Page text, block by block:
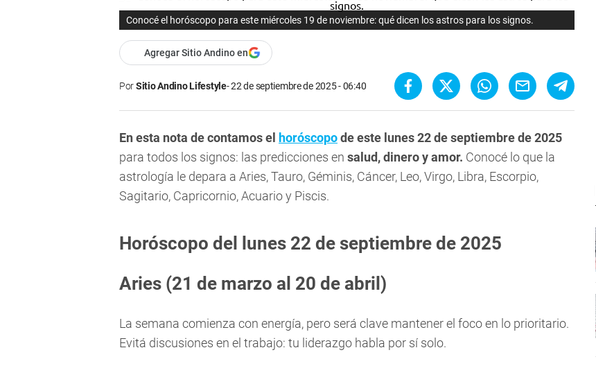
Conocé el horóscopo para este miércoles 19 de noviembre: qué dicen los astros para los signos.
Agregar Sitio Andino en
PorSitio Andino Lifestyle 22 de septiembre de 2025 - 06:40
En esta nota de contamos el horóscopode este lunes 22 de septiembre de 2025
para todos los signos: las predicciones en salud, dinero y amor. Conocé lo que la
astrología le depara a Aries, Tauro, Géminis, Cáncer, Leo, Virgo, Libra, Escorpio,
Sagitario, Capricornio, Acuario y Piscis.
Horóscopo del lunes 22 de septiembre de 2025
Aries (21 de marzo al 20 de abril)
La semana comienza con energía, pero será clave mantener el foco en lo prioritario.
Evitá discusiones en el trabajo: tu liderazgo habla por sí solo.